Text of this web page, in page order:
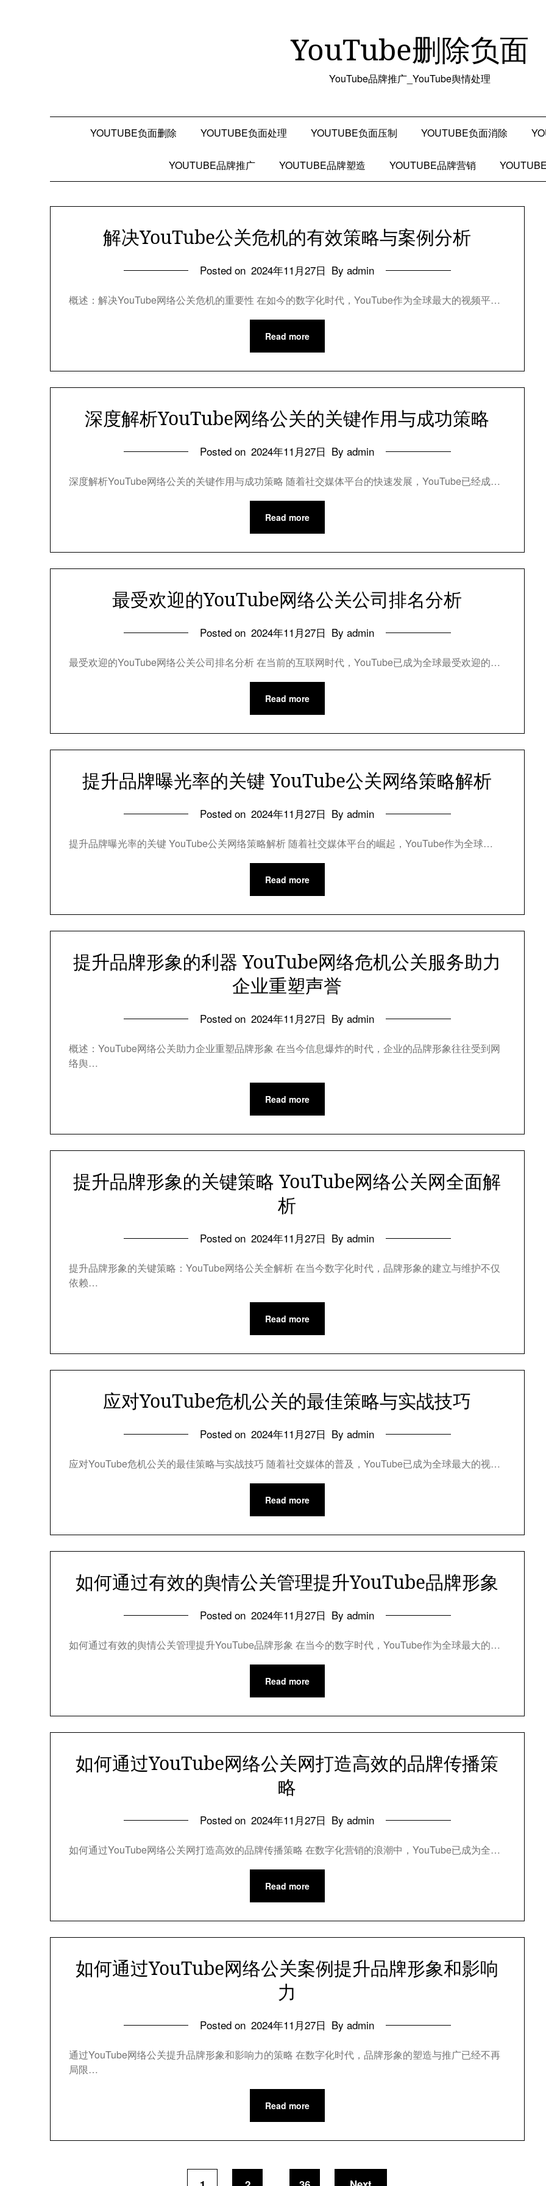
YouTube删除负面
YouTube品牌推广_YouTube舆情处理
YOUTUBE负面删除 YOUTUBE负面处理 YOUTUBE负面压制 YOUTUBE负面消除
YOUTUBE品牌推广 YOUTUBE品牌塑造 YOUTUBE品牌营销
解决YouTube公关危机的有效策略与案例分析
Posted on 2024年11月27日 By admin
概述：解决YouTube网络公关危机的重要性 在如今的数字化时代，YouTube作为全球最大的视频平…
Read more
深度解析YouTube网络公关的关键作用与成功策略
Posted on 2024年11月27日 By admin
深度解析YouTube网络公关的关键作用与成功策略 随着社交媒体平台的快速发展，YouTube已经成…
Read more
最受欢迎的YouTube网络公关公司排名分析
Posted on 2024年11月27日 By admin
最受欢迎的YouTube网络公关公司排名分析 在当前的互联网时代，YouTube已成为全球最受欢迎的…
Read more
提升品牌曝光率的关键 YouTube公关网络策略解析
Posted on 2024年11月27日 By admin
提升品牌曝光率的关键 YouTube公关网络策略解析 随着社交媒体平台的崛起，YouTube作为全球…
Read more
提升品牌形象的利器 YouTube网络危机公关服务助力
企业重塑声誉
Posted on 2024年11月27日 By admin
概述：YouTube网络公关助力企业重塑品牌形象 在当今信息爆炸的时代，企业的品牌形象往往受到网
络舆…
Read more
提升品牌形象的关键策略 YouTube网络公关网全面解
析
Posted on 2024年11月27日 By admin
提升品牌形象的关键策略：YouTube网络公关全解析 在当今数字化时代，品牌形象的建立与维护不仅
依赖…
Read more
应对YouTube危机公关的最佳策略与实战技巧
Posted on 2024年11月27日 By admin
应对YouTube危机公关的最佳策略与实战技巧 随着社交媒体的普及，YouTube已成为全球最大的视…
Read more
如何通过有效的舆情公关管理提升YouTube品牌形象
Posted on 2024年11月27日 By admin
如何通过有效的舆情公关管理提升YouTube品牌形象 在当今的数字时代，YouTube作为全球最大的…
Read more
如何通过YouTube网络公关网打造高效的品牌传播策
略
Posted on 2024年11月27日 By admin
如何通过YouTube网络公关网打造高效的品牌传播策略 在数字化营销的浪潮中，YouTube已成为全…
Read more
如何通过YouTube网络公关案例提升品牌形象和影响
力
Posted on 2024年11月27日 By admin
通过YouTube网络公关提升品牌形象和影响力的策略 在数字化时代，品牌形象的塑造与推广已经不再
局限…
Read more